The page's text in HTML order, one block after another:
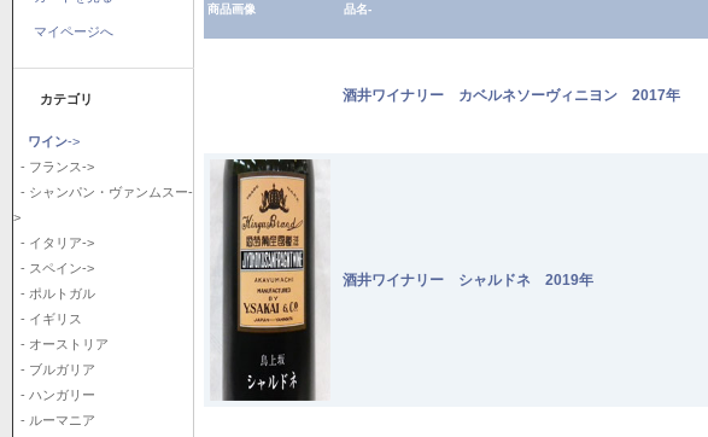
マイページへ
カテゴリ
ワイン->
- フランス->
- シャンパン・ヴァンムスー-
>
- イタリア->
- スペイン->
- ポルトガル
- イギリス
- オーストリア
- ブルガリア
- ハンガリー
- ルーマニア
商品画像 品名-
酒井ワイナリー カベルネソーヴィニヨン 2017年
酒井ワイナリー シャルドネ 2019年